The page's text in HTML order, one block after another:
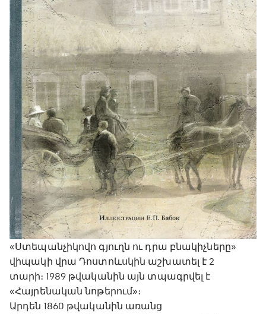
«Ստեպանչիկովո գյուղն ու դրա բնակիչները»
վիպակի վրա Դոստոևսկին աշխատել է 2
տարի։ 1989 թվականին այն տպագրվել է
«Հայրենական նոթերում»։
Արդեն 1860 թվականին առանց